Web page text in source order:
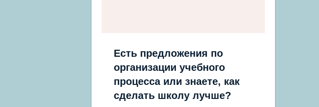
Есть предложения по
организации учебного
процесса или знаете, как
сделать школу лучше?